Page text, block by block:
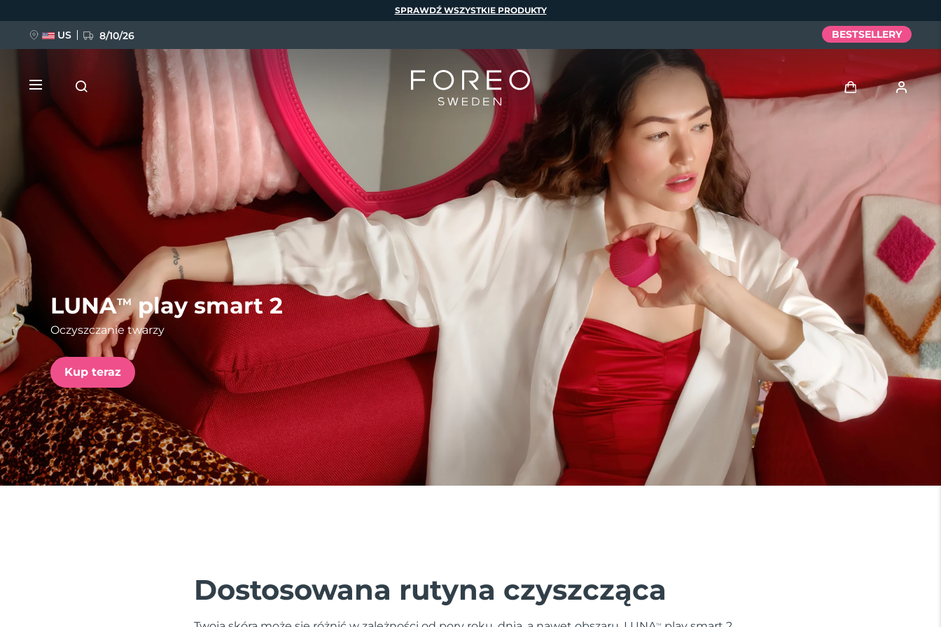
LUNATMplay smart 2
Oczyszczanie twarzy
Kup teraz
Dostosowana rutyna czyszcząca
TM
SPRAWDŹ WSZYSTKIE PRODUKTY
US 8/10/26 BESTSELLERY
Profil użytkownika
Moje urządzenia
Moje zamówienia
Moje adresy
Moje subskrypcje
FAQ™ Pure Beauty-Tech Elixir
BREAKING NEWS
issa™ Teeth Whitening Set
FAQ™ Dual LED Panel
POPULARNY